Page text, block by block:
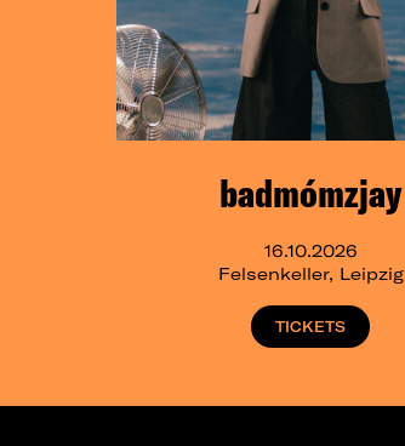
badmómzjay
16.10.2026
Felsenkeller, Leipzig
TICKETS